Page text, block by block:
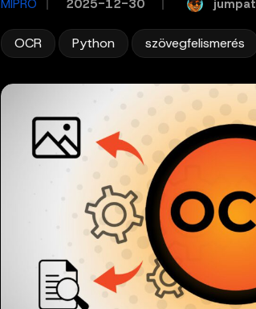
MIPRO 2025-12-30 jumpat
OCR Python szövegfelismerés